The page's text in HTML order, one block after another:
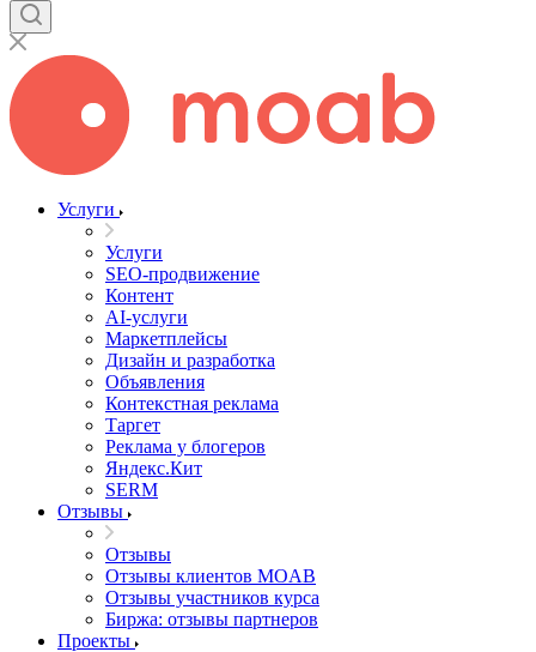
Услуги
Услуги
SEO-продвижение
Контент
AI-услуги
Маркетплейсы
Дизайн и разработка
Объявления
Контекстная реклама
Таргет
Реклама у блогеров
Яндекс.Кит
SERM
Отзывы
Отзывы
Отзывы клиентов MOAB
Отзывы участников курса
Биржа: отзывы партнеров
Проекты